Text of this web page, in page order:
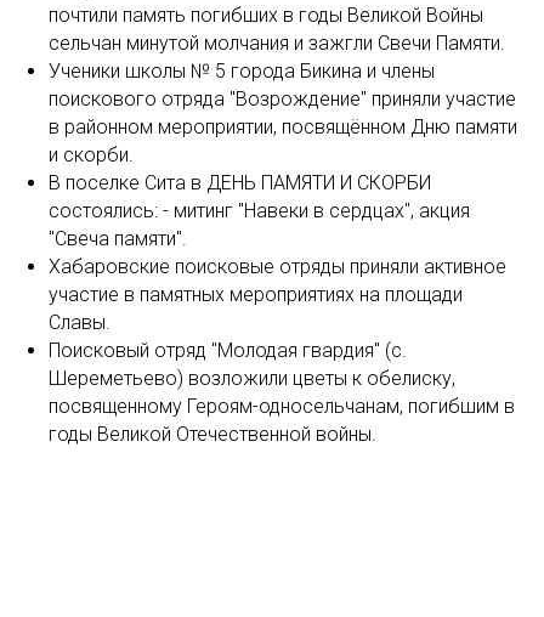
почтили память погибших в годы Великой Войны
сельчан минутой молчания и зажгли Свечи Памяти.
Ученики школы № 5 города Бикина и члены
поискового отряда "Возрождение" приняли участие
в районном мероприятии, посвящённом Дню памяти
и скорби.
В поселке Сита в ДЕНЬ ПАМЯТИ И СКОРБИ
состоялись: - митинг "Навеки в сердцах", акция
"Свеча памяти".
Хабаровские поисковые отряды приняли активное
участие в памятных мероприятиях на площади
Славы.
Поисковый отряд "Молодая гвардия" (с.
Шереметьево) возложили цветы к обелиску,
посвященному Героям-односельчанам, погибшим в
годы Великой Отечественной войны.